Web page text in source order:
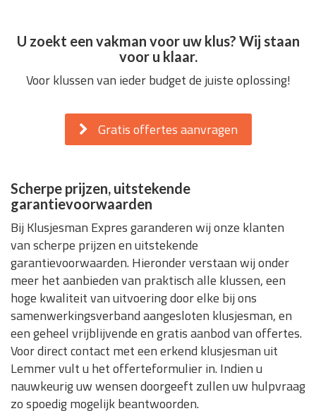
U zoekt een vakman voor uw klus? Wij staan
voor u klaar.
Voor klussen van ieder budget de juiste oplossing!
Gratis offertes aanvragen
Scherpe prijzen, uitstekende
garantievoorwaarden
Bij Klusjesman Expres garanderen wij onze klanten
van scherpe prijzen en uitstekende
garantievoorwaarden. Hieronder verstaan wij onder
meer het aanbieden van praktisch alle klussen, een
hoge kwaliteit van uitvoering door elke bij ons
samenwerkingsverband aangesloten klusjesman, en
een geheel vrijblijvende en gratis aanbod van offertes.
Voor direct contact met een erkend klusjesman uit
Lemmer vult u het offerteformulier in. Indien u
nauwkeurig uw wensen doorgeeft zullen uw hulpvraag
zo spoedig mogelijk beantwoorden.